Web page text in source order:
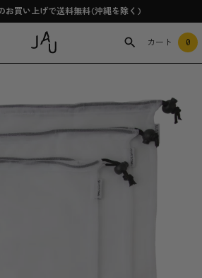
お買い上げで送料無料(沖縄を除く)
カート 0